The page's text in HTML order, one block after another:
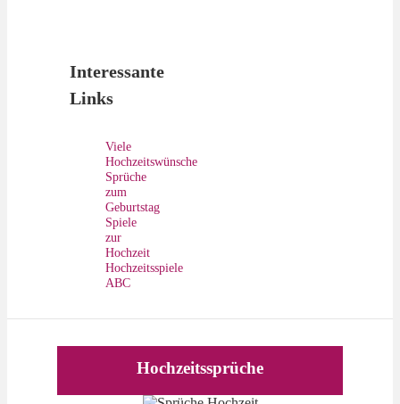
Interessante
Links
Viele
Hochzeitswünsche
Sprüche
zum
Geburtstag
Spiele
zur
Hochzeit
Hochzeitsspiele
ABC
Hochzeitssprüche